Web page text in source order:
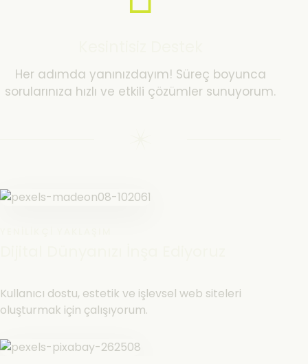
Her adımda yanınızdayım! Süreç boyunca
sorularınıza hızlı ve etkili çözümler sunuyorum.
Kullanıcı dostu, estetik ve işlevsel web siteleri
oluşturmak için çalışıyorum.